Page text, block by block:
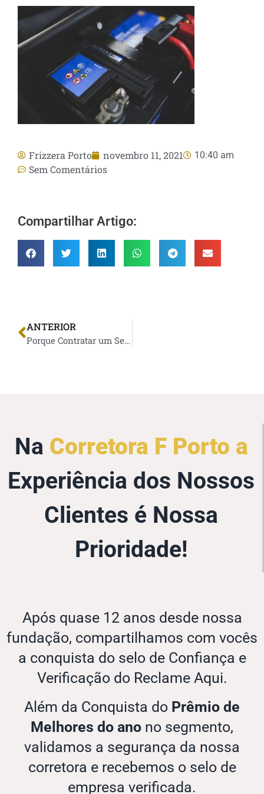
Frizzera Porto novembro 11, 2021 10:40 am
Sem Comentários
Compartilhar Artigo:
ANTERIOR
Porque Contratar um Seguro Para Automóvel Não é um Gasto
Na Corretora F Porto a
Experiência dos Nossos
Clientes é Nossa
Prioridade!
Após quase 12 anos desde nossa
fundação, compartilhamos com vocês
a conquista do selo de Confiança e
Verificação do Reclame Aqui.
Além da Conquista do Prêmio de
Melhores do ano no segmento,
validamos a segurança da nossa
corretora e recebemos o selo de
empresa verificada.